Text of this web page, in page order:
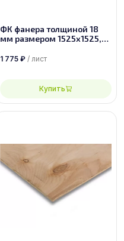
ФК фанера толщиной 18
мм размером 1525х1525,
1 775 ₽ / лист
Купить